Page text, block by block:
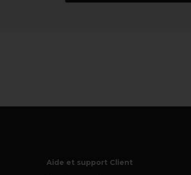
Aide et support Client